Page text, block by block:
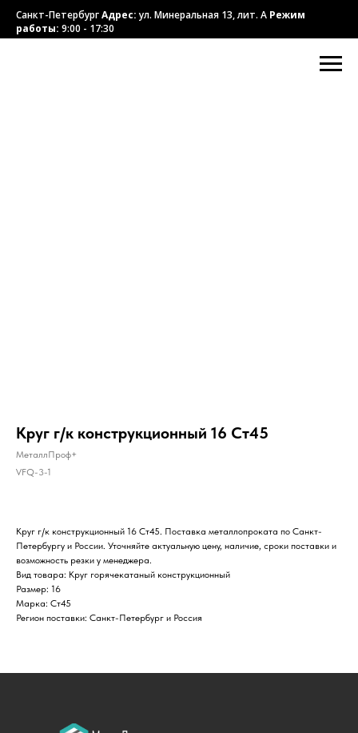
Санкт-ПетербургАдрес:ул. Минеральная 13, лит. А Режим
работы: 9:00 - 17:30
Круг г/к конструкционный 16 Ст45
МеталлПроф+
VFQ-3-1
Круг г/к конструкционный 16 Ст45. Поставка металлопроката по Санкт-
Петербургу и России. Уточняйте актуальную цену, наличие, сроки поставки и
возможность резки у менеджера.
Вид товара: Круг горячекатаный конструкционный
Размер: 16
Марка: Ст45
Регион поставки: Санкт-Петербург и Россия